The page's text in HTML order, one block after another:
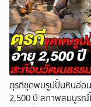
ตุรกีขุดพบรูปปั้นหินอ่อ
2,500 ปี สภาพสมบูรณ์